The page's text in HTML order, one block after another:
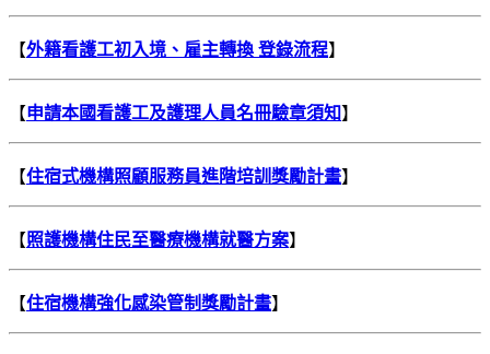
【外籍看護工初入境、雇主轉換 登錄流程】
【申請本國看護工及護理人員名冊驗章須知】
【住宿式機構照顧服務員進階培訓獎勵計畫】
【照護機構住民至醫療機構就醫方案】
【住宿機構強化感染管制獎勵計畫】